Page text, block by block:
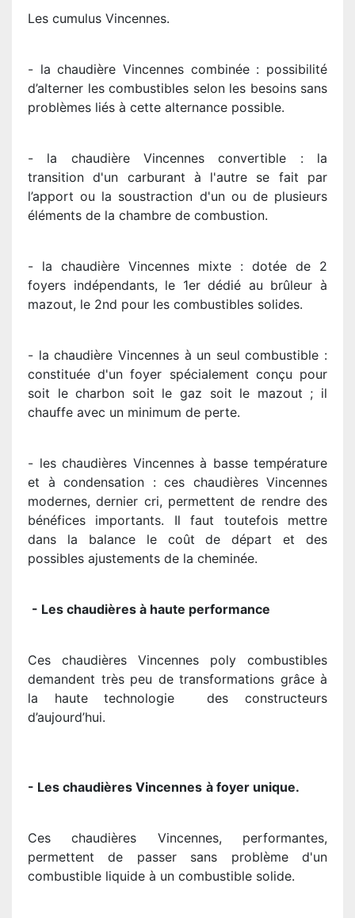
Les cumulus Vincennes.
- la chaudière Vincennes combinée : possibilité
d’alterner les combustibles selon les besoins sans
problèmes liés à cette alternance possible.
- la chaudière Vincennes convertible : la
transition d'un carburant à l'autre se fait par
l’apport ou la soustraction d'un ou de plusieurs
éléments de la chambre de combustion.
- la chaudière Vincennes mixte : dotée de 2
foyers indépendants, le 1er dédié au brûleur à
mazout, le 2nd pour les combustibles solides.
- la chaudière Vincennes à un seul combustible :
constituée d'un foyer spécialement conçu pour
soit le charbon soit le gaz soit le mazout ; il
chauffe avec un minimum de perte.
- les chaudières Vincennes à basse température
et à condensation : ces chaudières Vincennes
modernes, dernier cri, permettent de rendre des
bénéfices importants. Il faut toutefois mettre
dans la balance le coût de départ et des
possibles ajustements de la cheminée.
- Les chaudières à haute performance
Ces chaudières Vincennes poly combustibles
demandent très peu de transformations grâce à
la haute technologie des constructeurs
d’aujourd’hui.
- Les chaudières Vincennes à foyer unique.
Ces chaudières Vincennes, performantes,
permettent de passer sans problème d'un
combustible liquide à un combustible solide.